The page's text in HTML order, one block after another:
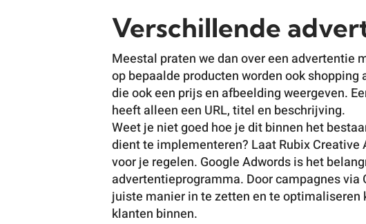
Verschillende
Meestal praten we dan over een advertentie
op bepaalde producten worden ook shopping
die ook een prijs en afbeelding weergeven.
heeft alleen een URL, titel en beschrijving.
Weet je niet goed hoe je dit binnen het
dient te implementeren? Laat Rubix Creative
voor je regelen. Google Adwords is het
advertentieprogramma. Door campagnes via
juiste manier in te zetten en te optimaliseren
klanten binnen.